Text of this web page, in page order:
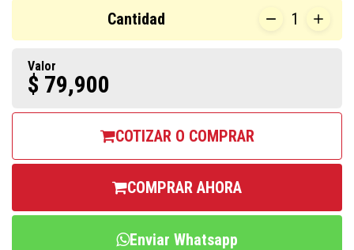
Cantidad 1
Valor
$ 79,900
COTIZAR O COMPRAR
COMPRAR AHORA
Enviar Whatsapp